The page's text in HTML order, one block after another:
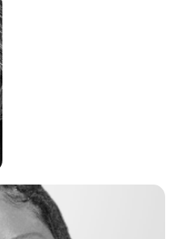
JAICE BALDUINO
Analista de Comunicação